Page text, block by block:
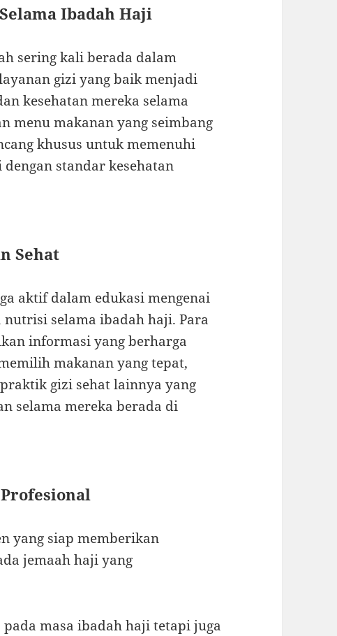
Ibadah Haji
sering kali berada dalam
gizi yang baik menjadi
kesehatan mereka selama
menu makanan yang seimbang
khusus untuk memenuhi
standar kesehatan
Sehat
aktif dalam edukasi mengenai
selama ibadah haji. Para
informasi yang berharga
makanan yang tepat,
gizi sehat lainnya yang
selama mereka berada di
yang siap memberikan
jemaah haji yang
masa ibadah haji tetapi juga